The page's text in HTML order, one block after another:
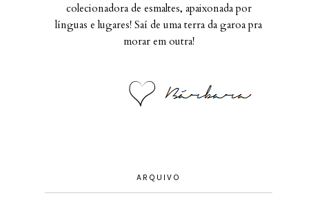
colecionadora de esmaltes, apaixonada por
línguas e lugares! Saí de uma terra da garoa pra
morar em outra!
ARQUIVO